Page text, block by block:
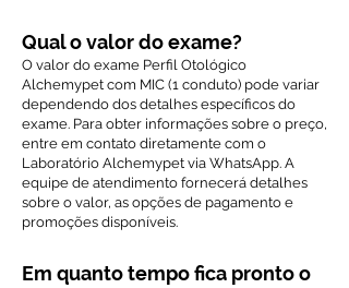
Qual o valor do exame?
O valor do exame Perfil Otológico
Alchemypet com MIC (1 conduto) pode variar
dependendo dos detalhes específicos do
exame. Para obter informações sobre o preço,
entre em contato diretamente com o
Laboratório Alchemypet via WhatsApp. A
equipe de atendimento fornecerá detalhes
sobre o valor, as opções de pagamento e
promoções disponíveis.
Em quanto tempo fica pronto o